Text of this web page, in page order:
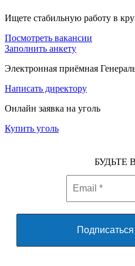
Ищете стабильную работу в
Посмотреть вакансии
Заполнить анкету
Электронная приёмная
Написать директору
Онлайн заявка на уголь
Купить уголь
БУДЬТЕ